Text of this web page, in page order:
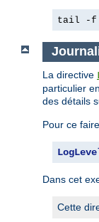
tail -f
La directive
particulier
des détails
Pour ce
Dans cet
Cette